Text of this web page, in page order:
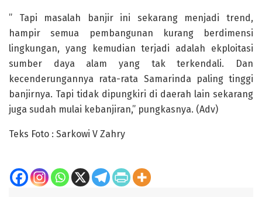
” Tapi masalah banjir ini sekarang menjadi trend,
hampir semua pembangunan kurang berdimensi
lingkungan, yang kemudian terjadi adalah ekploitasi
sumber daya alam yang tak terkendali. Dan
kecenderungannya rata-rata Samarinda paling tinggi
banjirnya. Tapi tidak dipungkiri di daerah lain sekarang
juga sudah mulai kebanjiran,” pungkasnya. (Adv)
Teks Foto : Sarkowi V Zahry